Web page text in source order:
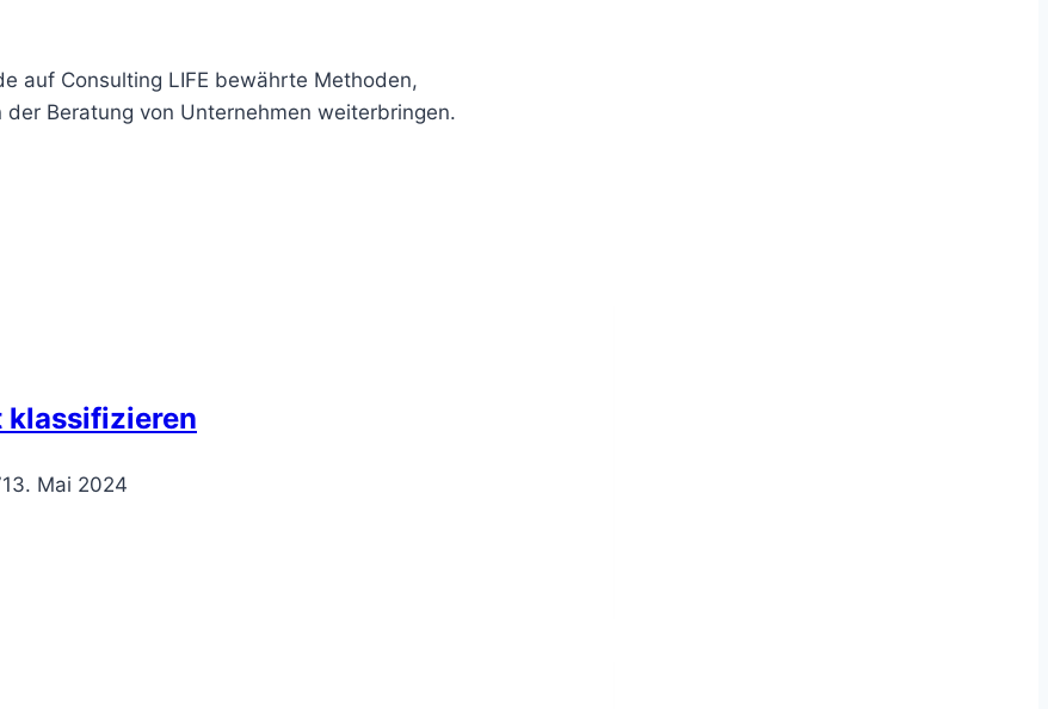
auf Consulting LIFE bewährte Methoden,
Beratung von Unternehmen weiterbringen.
klassifizieren
13. Mai 2024